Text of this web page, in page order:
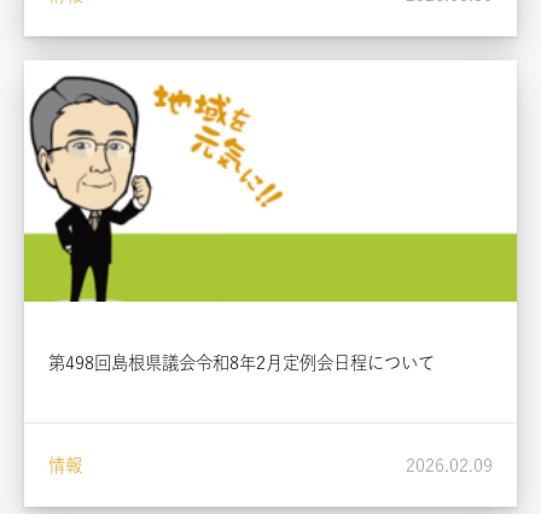
第498回島根県議会令和8年2月定例会日程について
情報 2026.02.09